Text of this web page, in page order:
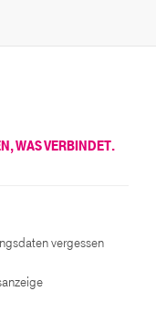
WAS VERBINDET.
vergessen